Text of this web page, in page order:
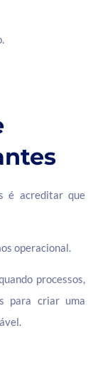
é acreditar que
operacional.
processos,
para criar uma